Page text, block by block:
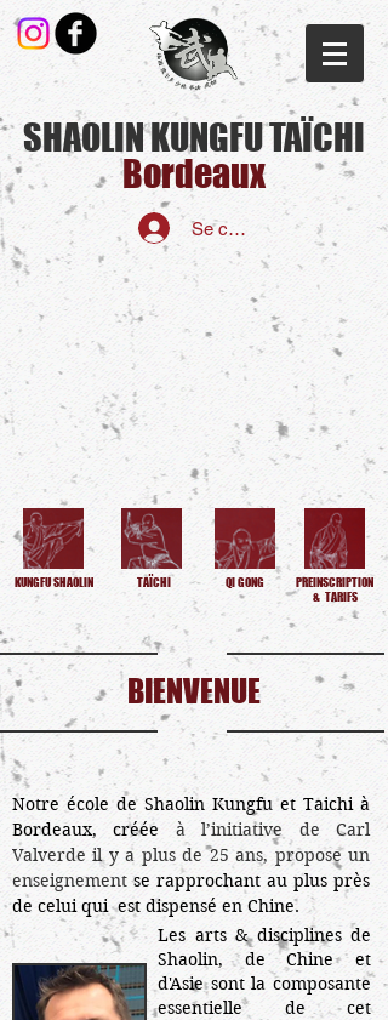
SHAOLIN KUNGFU TAÏCHI
Bordeaux​
Se connecter
KUNGFU SHAOLIN TAÏCHI QI GONG
PREINSCRIPTION
& TARIFS
BIENVENUE
Notre école de Shaolin Kungfu et Taichi à
Bordeaux, créée à l’initiative de Carl
Valverde il y a plus de 25 ans, propose un
enseignementse rapprochant au plus près
de celui qui est dispensé en Chine.
Les arts & disciplines de
Shaolin, de Chine et
d'Asie sont la composante
essentielle de cet